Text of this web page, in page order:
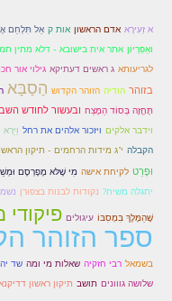
זוהר שלח לך למתחילים
זוהר קורח למתחילים
זוהר קורח למתקדמים
חוקת מתקדמים
זוהר בלק למתחילים
זוהר בלק למתקדמים
א זְעִירָא אדם הראשון אות ק אַל תִּלְחַם
ואַפִּרְיוֹן אתר אית בישובא - דלא מתין
לגריעותא ג ראשים דעתיקא גילוי אור
בזוהר הודיה הזוהר הקדוש הַסַבָּא
תֶּחֱזֶה בְּסוֹד הַמֶּצַח ובעשור לחודש
וידבר אלקים ויזכור אלהים את רחל
הקבלה י"ג מידות הרחמים - תיקון
וּפֶרַט לקיחת אישה מִי שֶׁלּא מֶפָרְסֶם
יתגלה משיח? נקודות לבנות בצפורן
שֶׁהַמֶּלֶךְ בִּמְסִבּוֹ עיגולים
ספר הזוהר
בשמאל רבי חזקיה שאלות מי ומה שד
שלושה גווונים תושב תיקון ראשון